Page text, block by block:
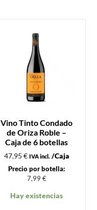
Vino Tinto Condado
de Oriza Roble –
Caja de 6 botellas
47,95 € IVA incl./Caja
Precio por botella:
7,99 €
Hay existencias